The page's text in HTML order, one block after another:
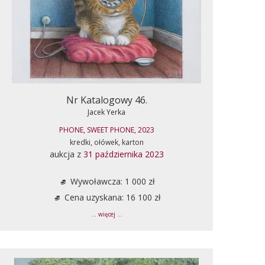
Nr Katalogowy 46.
Jacek Yerka
PHONE, SWEET PHONE, 2023
kredki, ołówek, karton
aukcja z 31 października 2023
Wywoławcza: 1 000 zł
Cena uzyskana: 16 100 zł
... więcej ...